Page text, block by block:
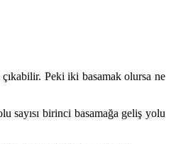
Peki iki basamak olursa ne
sayısı birinci basamağa geliş yolu